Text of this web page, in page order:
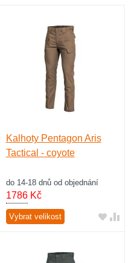
Kalhoty Pentagon Aris
Tactical - coyote
do 14-18 dnů od objednání
1786Kč
Vybrat velikost